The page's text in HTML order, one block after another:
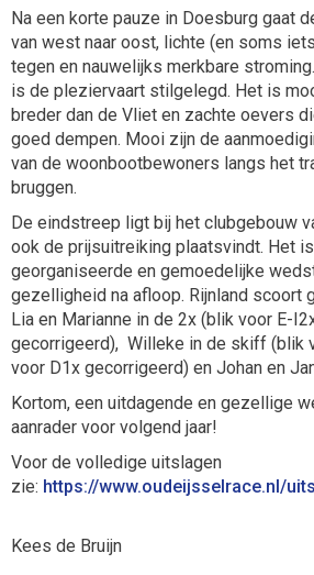
Na een korte pauze in Doesburg gaat
van west naar oost, lichte (en soms
tegen en nauwelijks merkbare
is de pleziervaart stilgelegd. Het is
breder dan de Vliet en zachte oevers
goed dempen. Mooi zijn de
van de woonbootbewoners langs het
bruggen.
De eindstreep ligt bij het clubgebouw
ook de prijsuitreiking plaatsvindt. Het
georganiseerde en gemoedelijke
gezelligheid na afloop. Rijnland scoort
Lia en Marianne in de 2x (blik voor E-
gecorrigeerd), Willeke in de skiff (blik
voor D1x gecorrigeerd) en Johan en
Kortom, een uitdagende en gezellige
aanrader voor volgend jaar!
Voor de volledige uitslagen
zie: https://www.oudeijsselrace.nl/
Kees de Bruijn